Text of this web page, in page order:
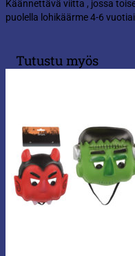
Käännettävä viitta , jossa
puolella lohikäärme 4-6
Tutustu myös